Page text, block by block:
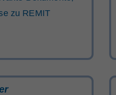
zu REMIT